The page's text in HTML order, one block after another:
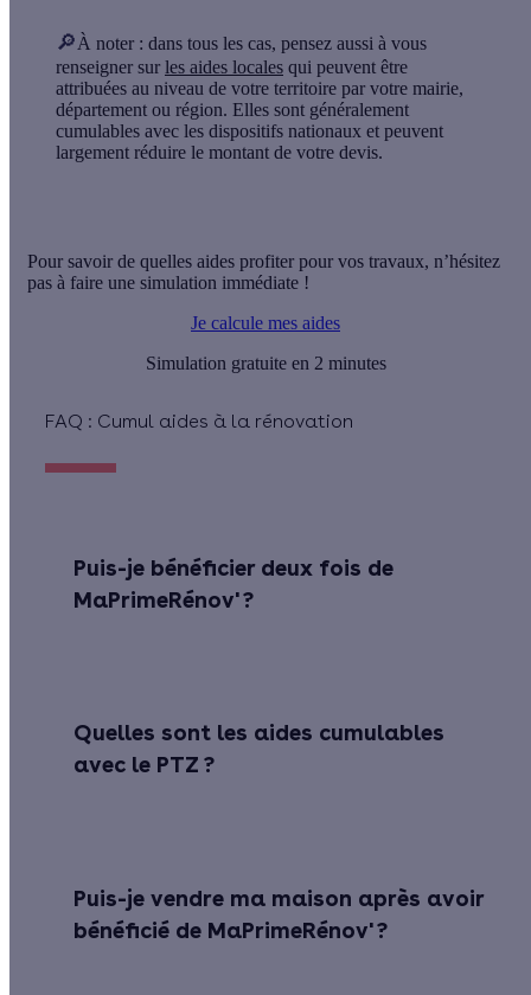
🔎À noter : dans tous les cas, pensez aussi à vous
renseigner sur les aides locales qui peuvent être
attribuées au niveau de votre territoire par votre mairie,
département ou région. Elles sont généralement
cumulables avec les dispositifs nationaux et peuvent
largement réduire le montant de votre devis.
Pour savoir de quelles aides profiter pour vos travaux, n’hésitez
pas à faire une simulation immédiate !
Je calcule mes aides
Simulation gratuite en 2 minutes
FAQ : Cumul aides à la rénovation
Puis-je bénéficier deux fois de
MaPrimeRénov' ?
Quelles sont les aides cumulables
avec le PTZ ?
Puis-je vendre ma maison après avoir
bénéficié de MaPrimeRénov' ?